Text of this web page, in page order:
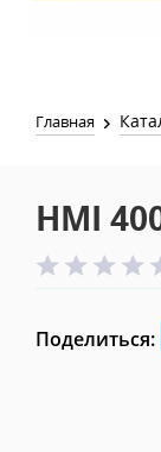
Главная
HMI
Поделиться: